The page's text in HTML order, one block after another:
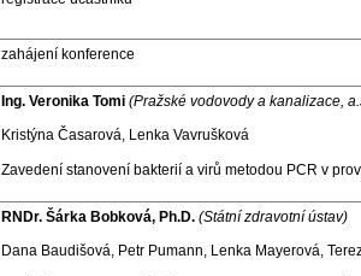
zahájení konference
Ing. Veronika Tomi (Pražské vodovody a kanalizace,
Kristýna Časarová, Lenka Vavrušková
Zavedení stanovení bakterií a virů metodou PCR v
RNDr. Šárka Bobková, Ph.D. (Státní zdravotní ústav)
Dana Baudišová, Petr Pumann, Lenka Mayerová,